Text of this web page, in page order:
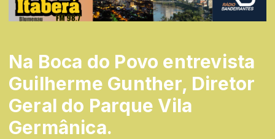
Na Boca do Povo entrevista
Guilherme Gunther, Diretor
Geral do Parque Vila
Germânica.